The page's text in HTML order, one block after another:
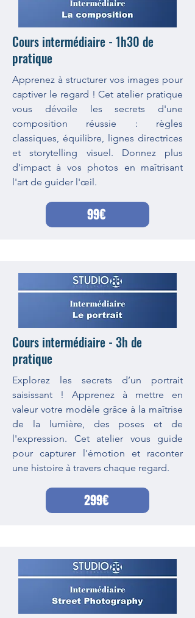
Cours intermédiaire - 1h30 de
pratique
Apprenez à structurer vos images pour
captiver le regard ! Cet atelier pratique
vous dévoile les secrets d'une
composition réussie : règles
classiques, équilibre, lignes directrices
et storytelling visuel. Donnez plus
d'impact à vos photos en maîtrisant
l'art de guider l'œil.
99€
Cours intermédiaire - 3h de
pratique
Explorez les secrets d’un portrait
saisissant ! Apprenez à mettre en
valeur votre modèle grâce à la maîtrise
de la lumière, des poses et de
l'expression. Cet atelier vous guide
pour capturer l'émotion et raconter
une histoire à travers chaque regard.
299€